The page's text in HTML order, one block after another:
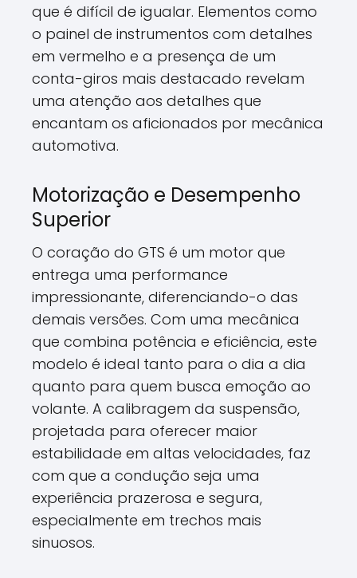
que é difícil de igualar. Elementos como
o painel de instrumentos com detalhes
em vermelho e a presença de um
conta-giros mais destacado revelam
uma atenção aos detalhes que
encantam os aficionados por mecânica
automotiva.
Motorização e Desempenho
Superior
O coração do GTS é um motor que
entrega uma performance
impressionante, diferenciando-o das
demais versões. Com uma mecânica
que combina potência e eficiência, este
modelo é ideal tanto para o dia a dia
quanto para quem busca emoção ao
volante. A calibragem da suspensão,
projetada para oferecer maior
estabilidade em altas velocidades, faz
com que a condução seja uma
experiência prazerosa e segura,
especialmente em trechos mais
sinuosos.